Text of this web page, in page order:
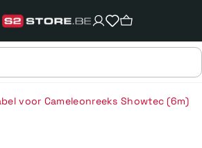
voor Cameleonreeks Showtec (6m)